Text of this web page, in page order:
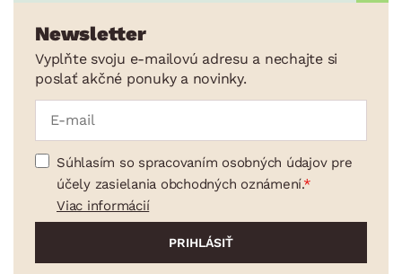
Newsletter
Vyplňte svoju e-mailovú adresu a nechajte si
poslať akčné ponuky a novinky.
Súhlasím so spracovaním osobných údajov pre
účely zasielania obchodných oznámení.
Viac informácií